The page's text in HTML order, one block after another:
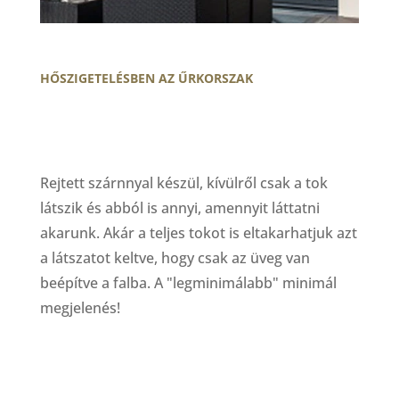
HŐSZIGETELÉSBEN AZ ŰRKORSZAK
Rejtett szárnnyal készül, kívülről csak a tok
látszik és abból is annyi, amennyit láttatni
akarunk. Akár a teljes tokot is eltakarhatjuk azt
a látszatot keltve, hogy csak az üveg van
beépítve a falba. A "legminimálabb" minimál
megjelenés!